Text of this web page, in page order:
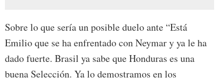
Sobre lo que sería un posible duelo ante “Está
Emilio que se ha enfrentado con Neymar y ya le ha
dado fuerte. Brasil ya sabe que Honduras es una
buena Selección. Ya lo demostramos en los